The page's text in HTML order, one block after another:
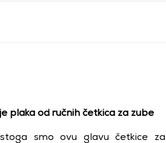
plaka od ručnih četkica za zube
smo ovu glavu četkice